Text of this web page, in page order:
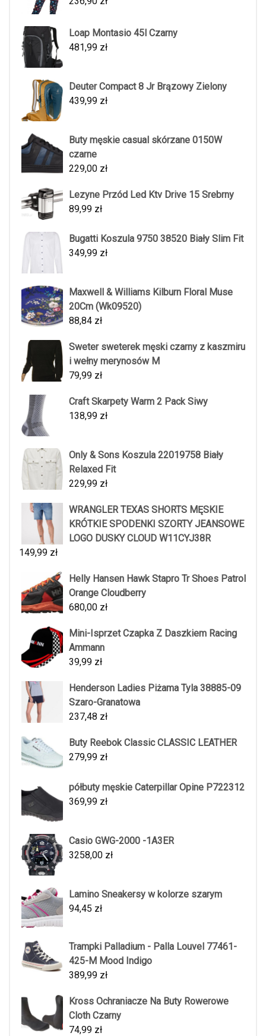
Loap Montasio 45l Czarny
481,99 zł
Deuter Compact 8 Jr Brązowy Zielony
439,99 zł
Buty męskie casual skórzane 0150W
czarne
229,00 zł
Lezyne Przód Led Ktv Drive 15 Srebrny
89,99 zł
Bugatti Koszula 9750 38520 Biały Slim Fit
349,99 zł
Maxwell & Williams Kilburn Floral Muse
20Cm (Wk09520)
88,84 zł
Sweter sweterek męski czarny z kaszmiru
i wełny merynosów M
79,99 zł
Craft Skarpety Warm 2 Pack Siwy
138,99 zł
Only & Sons Koszula 22019758 Biały
Relaxed Fit
229,99 zł
WRANGLER TEXAS SHORTS MĘSKIE
KRÓTKIE SPODENKI SZORTY JEANSOWE
LOGO DUSKY CLOUD W11CYJ38R
149,99 zł
Helly Hansen Hawk Stapro Tr Shoes Patrol
Orange Cloudberry
680,00 zł
Mini-Isprzet Czapka Z Daszkiem Racing
Ammann
39,99 zł
Henderson Ladies Piżama Tyla 38885-09
Szaro-Granatowa
237,48 zł
Buty Reebok Classic CLASSIC LEATHER
279,99 zł
półbuty męskie Caterpillar Opine P722312
369,99 zł
Casio GWG-2000 -1A3ER
3258,00 zł
Lamino Sneakersy w kolorze szarym
94,45 zł
Trampki Palladium - Palla Louvel 77461-
425-M Mood Indigo
389,99 zł
Kross Ochraniacze Na Buty Rowerowe
Cloth Czarny
74,99 zł